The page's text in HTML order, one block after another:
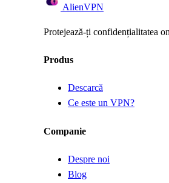
AlienVPN
Protejează-ți confidențialitatea
Produs
Descarcă
Ce este un VPN?
Companie
Despre noi
Blog